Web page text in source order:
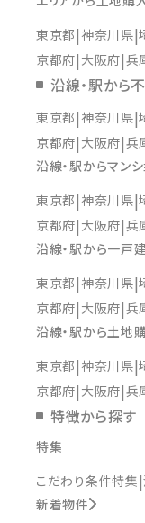
東京都 神奈川県
京都府 大阪府 兵
沿線・駅から
東京都 神奈川県
京都府 大阪府 兵
沿線・駅からマン
東京都 神奈川県
京都府 大阪府 兵
沿線・駅から一戸
東京都 神奈川県
京都府 大阪府 兵
沿線・駅から土地
東京都 神奈川県
京都府 大阪府 兵
特徴から探す
特集
こだわり条件特集
新着物件